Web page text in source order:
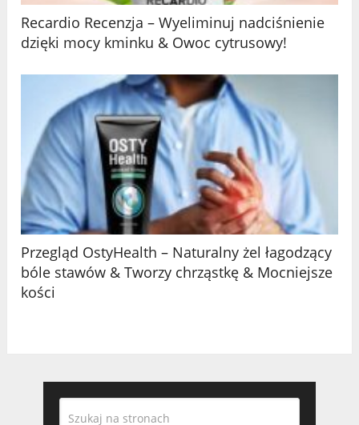
Recardio Recenzja – Wyeliminuj nadciśnienie
dzięki mocy kminku & Owoc cytrusowy!
Przegląd OstyHealth – Naturalny żel łagodzący
bóle stawów & Tworzy chrząstkę & Mocniejsze
kości